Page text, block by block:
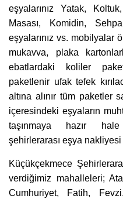
eşyalarınız Yatak,
Masası, Komidin,
eşyalarınız vs. mobilyalar
mukavva, plaka
ebatlardaki koliler
paketlenir ufak tefek
altına alınır tüm paketler
içeresindeki eşyaların
taşınmaya hazır
şehirlerarası eşya nakliyesi
Küçükçekmece
verdiğimiz mahalleleri;
Cumhuriyet, Fatih,